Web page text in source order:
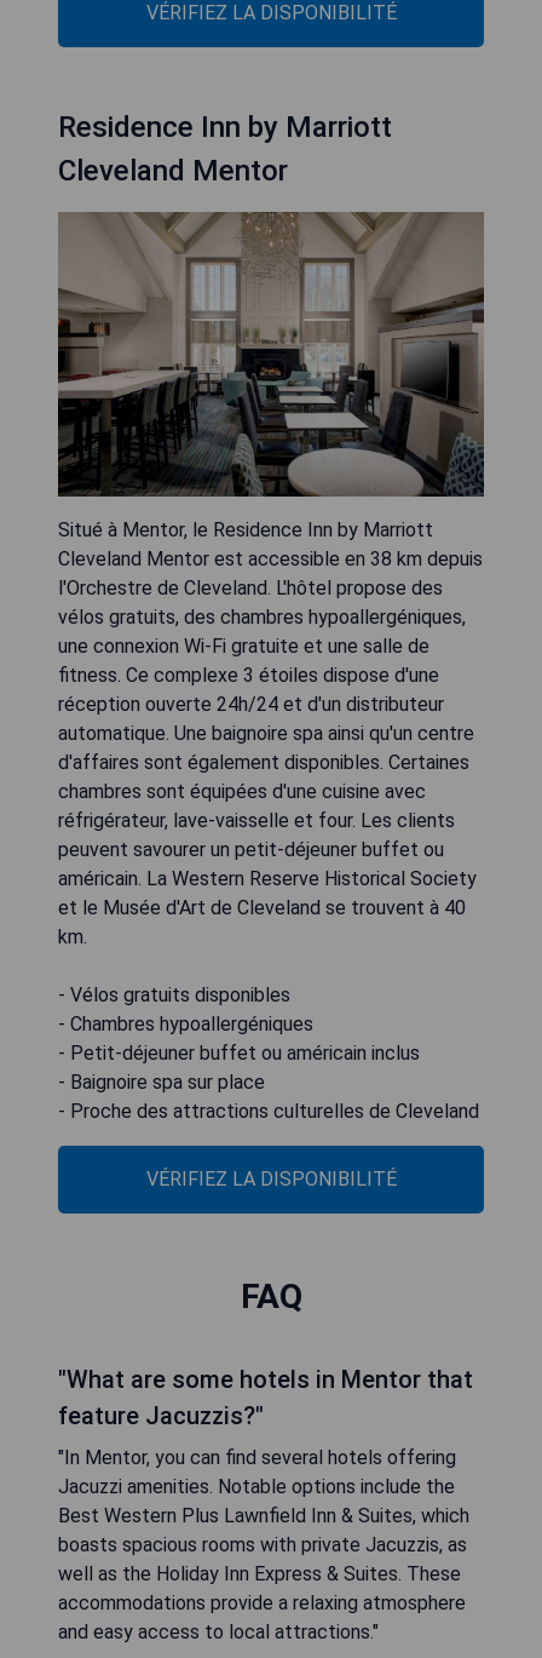
VÉRIFIEZ LA DISPONIBILITÉ
Residence Inn by Marriott
Cleveland Mentor
Situé à Mentor, le Residence Inn by Marriott
Cleveland Mentor est accessible en 38 km depuis
l'Orchestre de Cleveland. L'hôtel propose des
vélos gratuits, des chambres hypoallergéniques,
une connexion Wi-Fi gratuite et une salle de
fitness. Ce complexe 3 étoiles dispose d'une
réception ouverte 24h/24 et d'un distributeur
automatique. Une baignoire spa ainsi qu'un centre
d'affaires sont également disponibles. Certaines
chambres sont équipées d'une cuisine avec
réfrigérateur, lave-vaisselle et four. Les clients
peuvent savourer un petit-déjeuner buffet ou
américain. La Western Reserve Historical Society
et le Musée d'Art de Cleveland se trouvent à 40
km.
- Vélos gratuits disponibles
- Chambres hypoallergéniques
- Petit-déjeuner buffet ou américain inclus
- Baignoire spa sur place
- Proche des attractions culturelles de Cleveland
VÉRIFIEZ LA DISPONIBILITÉ
FAQ
"What are some hotels in Mentor that
feature Jacuzzis?"
"In Mentor, you can find several hotels offering
Jacuzzi amenities. Notable options include the
Best Western Plus Lawnfield Inn & Suites, which
boasts spacious rooms with private Jacuzzis, as
well as the Holiday Inn Express & Suites. These
accommodations provide a relaxing atmosphere
and easy access to local attractions."